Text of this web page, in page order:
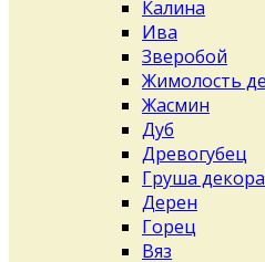
Калина
Ива
Зверобой
Жимолость
Жасмин
Дуб
Древогубец
Груша
Дерен
Горец
Вяз